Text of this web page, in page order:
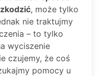
, może tylko
nie traktujmy
– to tylko
wyciszenie
czujemy, że coś
pomocy u